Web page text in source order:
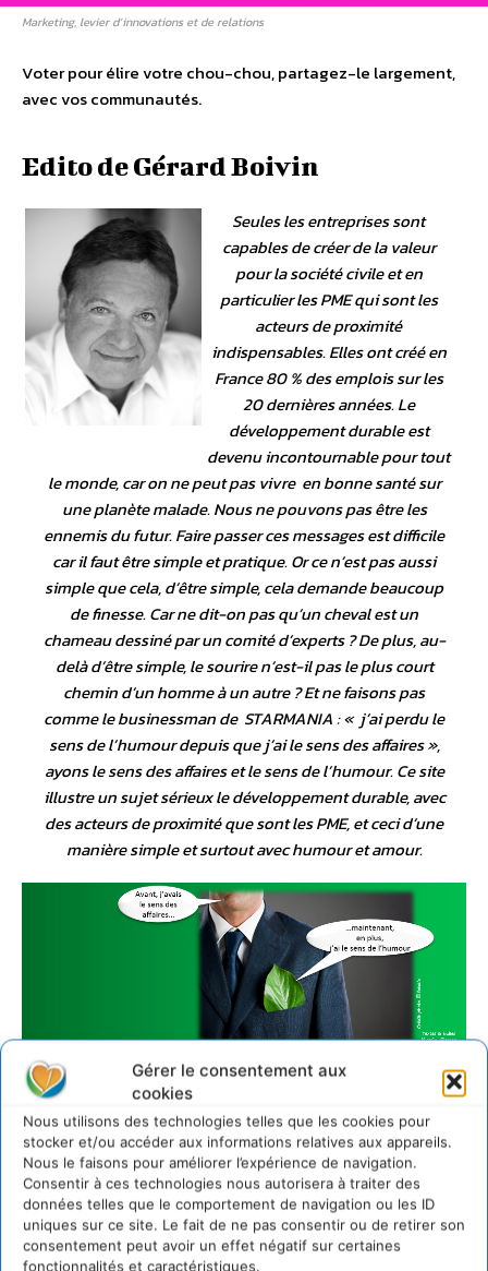
Gérer le consentement aux
cookies
Nous utilisons des technologies telles que les cookies pour
stocker et/ou accéder aux informations relatives aux appareils.
Nous le faisons pour améliorer l’expérience de navigation.
Consentir à ces technologies nous autorisera à traiter des
données telles que le comportement de navigation ou les ID
uniques sur ce site. Le fait de ne pas consentir ou de retirer son
consentement peut avoir un effet négatif sur certaines
fonctionnalités et caractéristiques.
Marketing, levier d’innovations et de relations
Voter pour élire votre chou-chou, partagez-le largement,
avec vos communautés.
Edito de Gérard Boivin
Seules les entreprises sont
capables de créer de la valeur
pour la société civile et en
particulier les PME qui sont les
acteurs de proximité
indispensables. Elles ont créé en
France 80 % des emplois sur les
20 dernières années. Le
développement durable est
devenu incontournable pour tout
le monde, car on ne peut pas vivre en bonne santé sur
une planète malade. Nous ne pouvons pas être les
ennemis du futur. Faire passer ces messages est difficile
car il faut être simple et pratique. Or ce n’est pas aussi
simple que cela, d’être simple, cela demande beaucoup
de finesse. Car ne dit-on pas qu’un cheval est un
chameau dessiné par un comité d’experts ? De plus, au-
delà d’être simple, le sourire n’est-il pas le plus court
chemin d’un homme à un autre ? Et ne faisons pas
comme le businessman de STARMANIA : « j’ai perdu le
sens de l’humour depuis que j’ai le sens des affaires »,
ayons le sens des affaires et le sens de l’humour. Ce site
illustre un sujet sérieux le développement durable, avec
des acteurs de proximité que sont les PME, et ceci d’une
manière simple et surtout avec humour et amour.
Qui est Gérard Boivin ?
– Directeur Général du groupe BEL de mai 1996 à mai 2001
Président – Directeur Général du groupe BEL de mai 2001 à
mai 2009 – Président du Conseil de Surveillance UNIBEL
(Sté holding des Fromageries Bel) depuis mai 2009
RESPONSABILITÉS DANS DES ORGANISATIONS